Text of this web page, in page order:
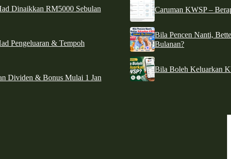
Dinaikkan RM5000 Sebulan
Pengeluaran & Tempoh
Dividen & Bonus Mulai 1 Jan
Caruman KWSP –
Bila Pencen Nanti,
Bulanan?
Bila Boleh Keluarkan